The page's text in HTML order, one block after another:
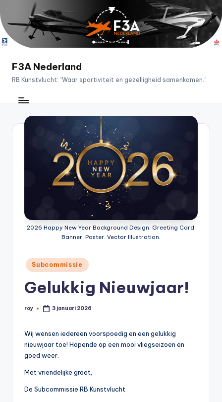
Ga
naar
de
F3A Nederland
RB Kunstvlucht: “Waar sportiviteit en gezelligheid samenkomen.”
2026 Happy New Year Background Design. Greeting Card,
Banner, Poster. Vector Illustration.
Geplaatst
in
Subcommissie
Gelukkig Nieuwjaar!
Geplaatst
roy 3 januari 2026
Wij wensen iedereen voorspoedig en een gelukkig
nieuwjaar toe! Hopende op een mooi vliegseizoen en
goed weer.
Met vriendelijke groet,
De Subcommissie RB Kunstvlucht